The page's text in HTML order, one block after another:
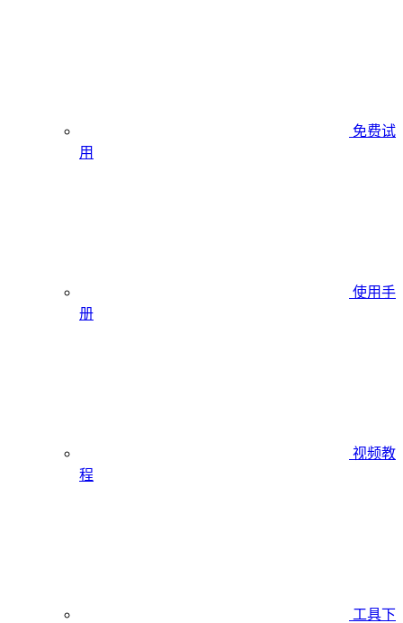
免费试
用
使用手
册
视频教
程
工具下